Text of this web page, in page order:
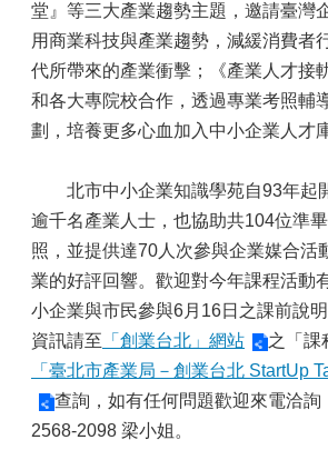
堂』等三大產業趨勢主題，邀請臺灣
用商業科技與產業趨勢，減緩消費者
代所帶來的產業衝擊；《產業人才接
和各大專院校合作，透過專業考照輔
劃，培養更多心血加入中小企業人才庫
北市中小企業知識學苑自93年起
逾千名產業人士，也協助共104位準
照，並提供達70人次參與企業媒合活
業的好評回響。歡迎對今年課程活動
小企業與市民參與6月16日之課前說
資訊請至 「創業台北」網站
之「課
「臺北市產業局－創業台北 StartUp
查詢，如有任何問題歡迎來電洽詢
2568-2098 梁小姐。